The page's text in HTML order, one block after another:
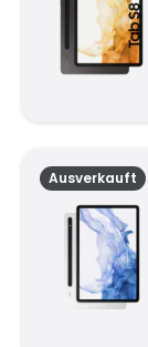
Ausverkauft